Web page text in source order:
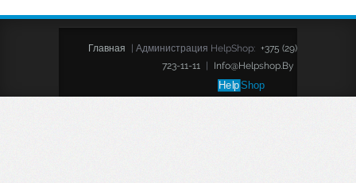
Главная | Администрация HelpShop: +375 (29)
723-11-11
| Info@helpshop.by